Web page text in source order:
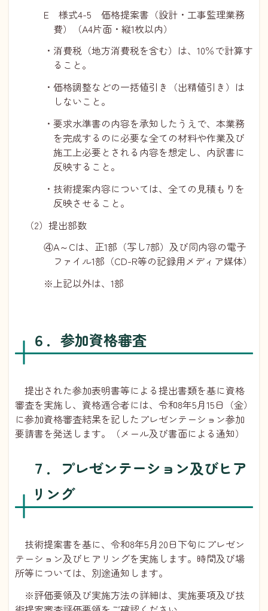
E 様式4-5 価格提案書（設計・工事監理業務
費）（A4片面・縦1枚以内）
・消費税（地方消費税を含む）は、10％で計算す
ること。
・価格調整などの一括値引き（出精値引き）は
しないこと。
・要求水準書の内容を承知したうえで、本業務
を完成するのに必要な全ての材料や作業及び
施工上必要とされる内容を想定し、内訳書に
反映すること。
・技術提案内容については、全ての見積もりを
反映させること。
（2）提出部数
④A～Cは、正1部（写し7部）及び同内容の電子
ファイル1部（CD-R等の記録用メディア媒体）
※上記以外は、1部
６．参加資格審査
提出された参加表明書等による提出書類を基に資格
審査を実施し、資格適合者には、令和8年5月15日（金）
に参加資格審査結果を記したプレゼンテーション参加
要請書を発送します。（メール及び書面による通知）
７．プレゼンテーション及びヒア
リング
技術提案書を基に、令和8年5月20日下旬にプレゼン
テーション及びヒアリングを実施します。時間及び場
所等については、別途通知します。
※評価要領及び実施方法の詳細は、実施要項及び技